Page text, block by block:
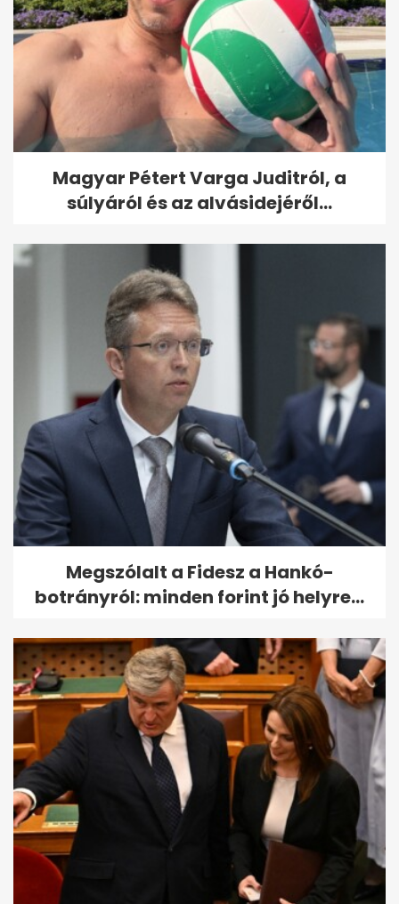
Magyar Pétert Varga Juditról, a
súlyáról és az alvásidejéről...
Megszólalt a Fidesz a Hankó-
botrányról: minden forint jó helyre...